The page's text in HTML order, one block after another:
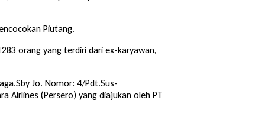
Piutang.
orang yang terdiri dari ex-karyawan,
Jo. Nomor: 4/Pdt.Sus-
Airlines (Persero) yang diajukan oleh PT